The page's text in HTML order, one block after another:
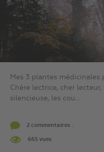
Mes 3 plantes médicinales
Chère lectrice, cher
silencieuse, les cou...
2 commentaires .
665 vues